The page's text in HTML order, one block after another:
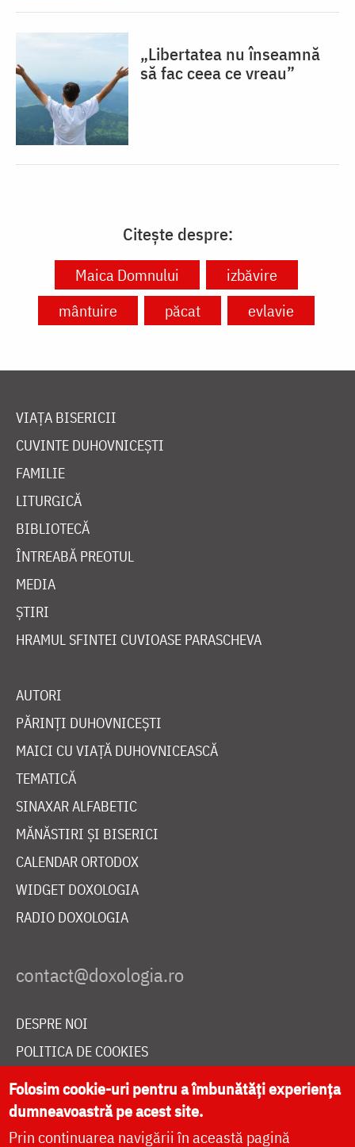
„Libertatea nu înseamnă
să fac ceea ce vreau”
Citește despre:
Maica Domnului
izbăvire
mântuire
păcat evlavie
VIAȚA BISERICII
CUVINTE DUHOVNICEȘTI
FAMILIE
LITURGICĂ
BIBLIOTECĂ
ÎNTREABĂ PREOTUL
MEDIA
ȘTIRI
HRAMUL SFINTEI CUVIOASE PARASCHEVA
AUTORI
PĂRINȚI DUHOVNICEȘTI
MAICI CU VIAȚĂ DUHOVNICEASCĂ
TEMATICĂ
SINAXAR ALFABETIC
MĂNĂSTIRI ȘI BISERICI
CALENDAR ORTODOX
WIDGET DOXOLOGIA
RADIO DOXOLOGIA
DESPRE NOI
POLITICA DE COOKIES
DONEAZĂ ONLINE PENTRU CATEDRALA NAȚIONALĂ
LIVE
Folosim cookie-uri pentru a îmbunătăți experiența
dumneavoastră pe acest site.
Prin continuarea navigării în această pagină